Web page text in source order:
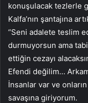
konuşulacak tezlerle
Kalfa’nın şantajına
“Seni adalete teslim
durmuyorsun ama
ettiğin cezayı
Efendi değilim…
İnsanlar var ve
savaşına giriyorum.